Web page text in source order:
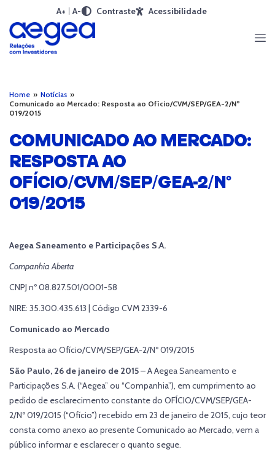
A+ A- Contraste Acessibilidade
Home » Notícias »
Comunicado ao Mercado: Resposta ao Ofício/CVM/SEP/GEA-2/Nº
019/2015
COMUNICADO AO MERCADO:
RESPOSTA AO
OFÍCIO/CVM/SEP/GEA-2/Nº
019/2015
Aegea Saneamento e Participações S.A.
Companhia Aberta
CNPJ nº 08.827.501/0001-58
NIRE: 35.300.435.613 | Código CVM 2339-6
Comunicado ao Mercado
Resposta ao Ofício/CVM/SEP/GEA-2/Nº 019/2015
São Paulo, 26 de janeiro de 2015– A Aegea Saneamento e
Participações S.A. (“Aegea” ou “Companhia”), em cumprimento ao
pedido de esclarecimento constante do OFÍCIO/CVM/SEP/GEA-
2/Nº 019/2015 (“Ofício”) recebido em 23 de janeiro de 2015, cujo teor
consta como anexo ao presente Comunicado ao Mercado, vem a
público informar e esclarecer o quanto segue.